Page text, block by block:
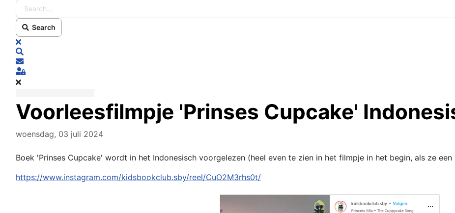
Search
x
Subscribe to blog
Sign In
Voorleesfilmpje 'Prinses Cupcake'
woensdag, 03 juli 2024
Boek 'Prinses Cupcake' wordt in het Indonesisch voorgelezen (heel even te zien in het filmpje in het begin, als ze
https://www.instagram.com/kidsbookclub.sby/reel/CuO2M3rhs0t/